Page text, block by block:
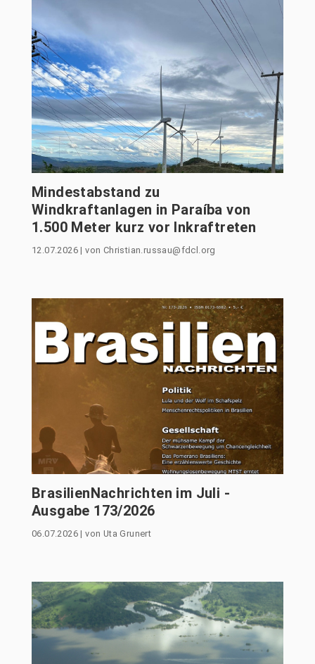
Mindestabstand zu
Windkraftanlagen in Paraíba von
1.500 Meter kurz vor Inkraftreten
12.07.2026|von Christian.russau@fdcl.org
BrasilienNachrichten im Juli -
Ausgabe 173/2026
06.07.2026|von Uta Grunert